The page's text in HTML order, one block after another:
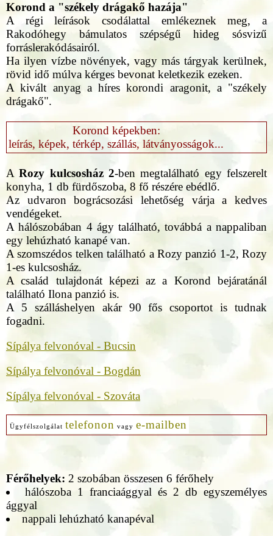
Korond a "székely drágakő hazája"
A régi leírások csodálattal emlékeznek meg, a
Rakodóhegy bámulatos szépségű hideg sósvizű
forráslerakódásairól.
Ha ilyen vízbe növények, vagy más tárgyak kerülnek,
rövid idő múlva kérges bevonat keletkezik ezeken.
A kivált anyag a híres korondi aragonit, a "székely
drágakő".
Korond képekben:
leírás, képek, térkép, szállás, látványosságok...
ARozy kulcsosház 2-ben megtalálható egy felszerelt
konyha, 1 db fürdőszoba, 8 fő részére ebédlő.
Az udvaron bográcsozási lehetőség várja a kedves
vendégeket.
A hálószobában 4 ágy található, továbbá a nappaliban
egy lehúzható kanapé van.
A szomszédos telken található a Rozy panzió 1-2, Rozy
1-es kulcsosház.
A család tulajdonát képezi az a Korond bejáratánál
található Ilona panzió is.
A 5 szálláshelyen akár 90 fős csoportot is tudnak
fogadni.
Sípálya felvonóval - Bucsin
Sípálya felvonóval - Bogdán
Sípálya felvonóval - Szováta
Ügyfélszolgálat telefonon vagy e-mailben
Férőhelyek: 2 szobában összesen 6 férőhely
hálószoba 1 franciaággyal és 2 db egyszemélyes
ággyal
nappali lehúzható kanapéval